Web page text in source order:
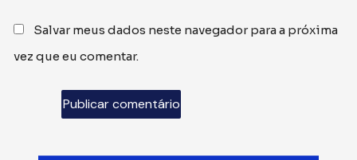
Salvar meus dados neste navegador para a próxima
vez que eu comentar.